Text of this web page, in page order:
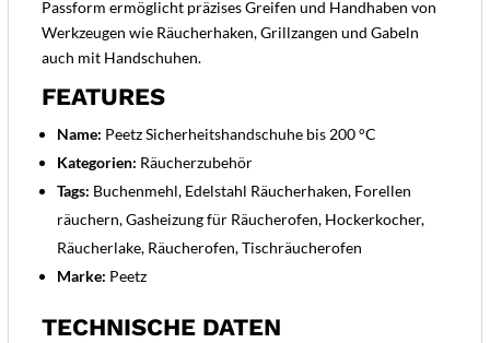
Passform ermöglicht präzises Greifen und Handhaben von
Werkzeugen wie Räucherhaken, Grillzangen und Gabeln
auch mit Handschuhen.
FEATURES
Name: Peetz Sicherheitshandschuhe bis 200 °C
Kategorien: Räucherzubehör
Tags: Buchenmehl, Edelstahl Räucherhaken, Forellen
räuchern, Gasheizung für Räucherofen, Hockerkocher,
Räucherlake, Räucherofen, Tischräucherofen
Marke: Peetz
TECHNISCHE DATEN